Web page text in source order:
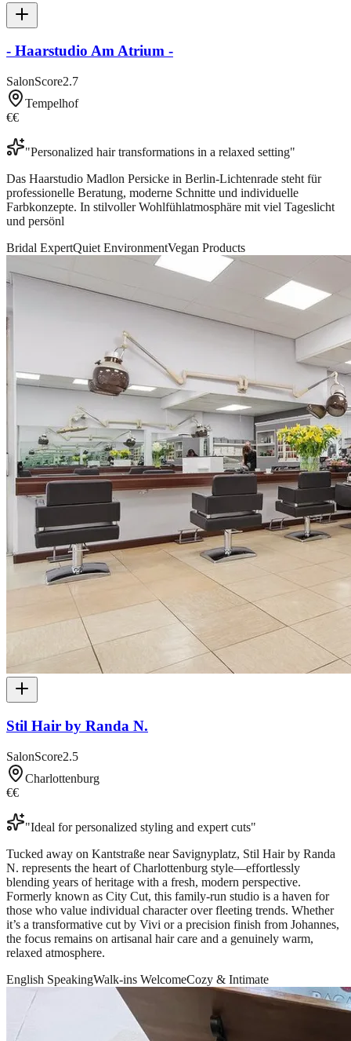
- Haarstudio Am Atrium -
SalonScore2.7
Tempelhof
€€
"Personalized hair transformations in a relaxed setting"
Das Haarstudio Madlon Persicke in Berlin-Lichtenrade steht für
professionelle Beratung, moderne Schnitte und individuelle
Farbkonzepte. In stilvoller Wohlfühlatmosphäre mit viel Tageslicht
und persönl
Bridal ExpertQuiet EnvironmentVegan Products
Stil Hair by Randa N.
SalonScore2.5
Charlottenburg
€€
"Ideal for personalized styling and expert cuts"
Tucked away on Kantstraße near Savignyplatz, Stil Hair by Randa
N. represents the heart of Charlottenburg style—effortlessly
blending years of heritage with a fresh, modern perspective.
Formerly known as City Cut, this family-run studio is a haven for
those who value individual character over fleeting trends. Whether
it’s a transformative cut by Vivi or a precision finish from Johannes,
the focus remains on artisanal hair care and a genuinely warm,
relaxed atmosphere.
English SpeakingWalk-ins WelcomeCozy & Intimate